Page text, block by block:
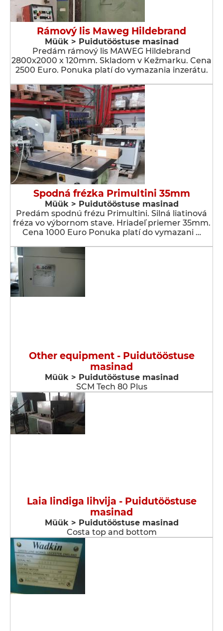
Rámový lis Maweg Hildebrand
Müük > Puidutööstuse masinad
Predám rámový lis MAWEG Hildebrand
2800x2000 x 120mm. Skladom v Kežmarku. Cena
2500 Euro. Ponuka platí do vymazania inzerátu.
Spodná frézka Primultini 35mm
Müük > Puidutööstuse masinad
Predám spodnú frézu Primultini. Silná liatinová
fréza vo výbornom stave. Hriadeľ priemer 35mm.
Cena 1000 Euro Ponuka platí do vymazani …
Other equipment - Puidutööstuse
masinad
Müük > Puidutööstuse masinad
SCM Tech 80 Plus
Laia lindiga lihvija - Puidutööstuse
masinad
Müük > Puidutööstuse masinad
Costa top and bottom